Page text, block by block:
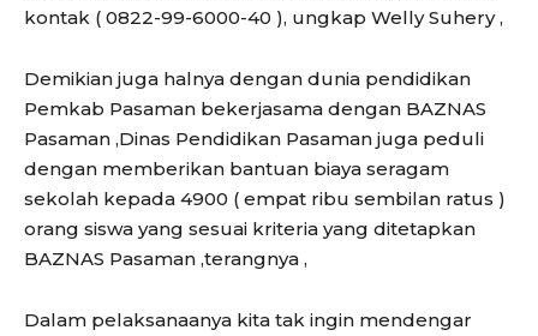
kontak ( 0822-99-6000-40 ), ungkap Welly Suhery ,
Demikian juga halnya dengan dunia pendidikan
Pemkab Pasaman bekerjasama dengan BAZNAS
Pasaman ,Dinas Pendidikan Pasaman juga peduli
dengan memberikan bantuan biaya seragam
sekolah kepada 4900 ( empat ribu sembilan ratus )
orang siswa yang sesuai kriteria yang ditetapkan
BAZNAS Pasaman ,terangnya ,
Dalam pelaksanaanya kita tak ingin mendengar